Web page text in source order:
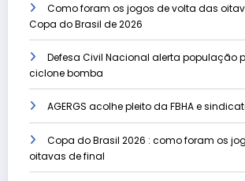
Como foram os jogos de volta das
Copa do Brasil de 2026
Defesa Civil Nacional alerta população
ciclone bomba
AGERGS acolhe pleito da FBHA e
Copa do Brasil 2026 : como foram os
oitavas de final